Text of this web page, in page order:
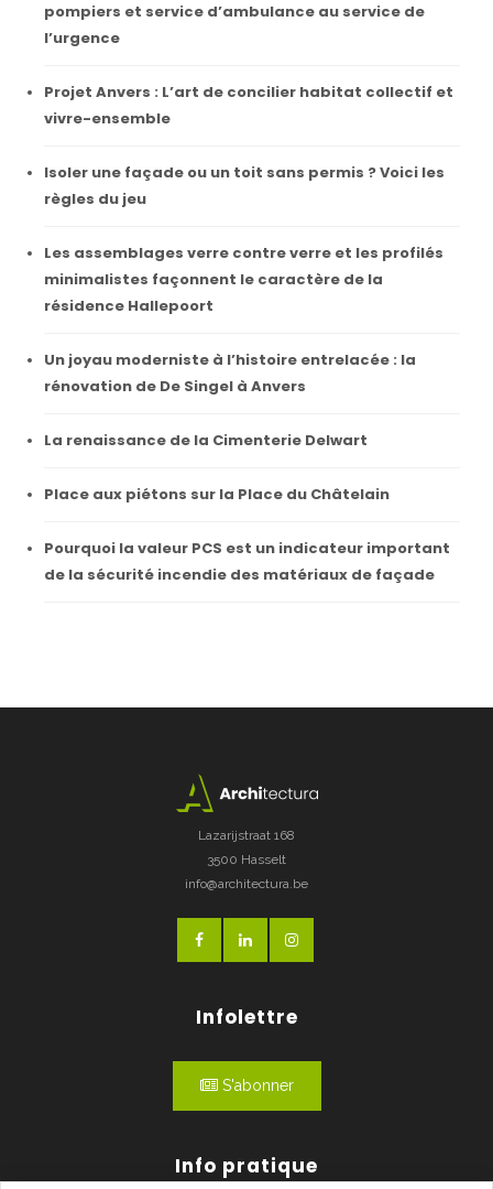
pompiers et service d’ambulance au service de
l’urgence
Projet Anvers : L’art de concilier habitat collectif et
vivre-ensemble
Isoler une façade ou un toit sans permis ? Voici les
règles du jeu
Les assemblages verre contre verre et les profilés
minimalistes façonnent le caractère de la
résidence Hallepoort
Un joyau moderniste à l’histoire entrelacée : la
rénovation de De Singel à Anvers
La renaissance de la Cimenterie Delwart
Place aux piétons sur la Place du Châtelain
Pourquoi la valeur PCS est un indicateur important
de la sécurité incendie des matériaux de façade
Lazarijstraat 168
3500 Hasselt
info@architectura.be
Infolettre
S'abonner
Info pratique